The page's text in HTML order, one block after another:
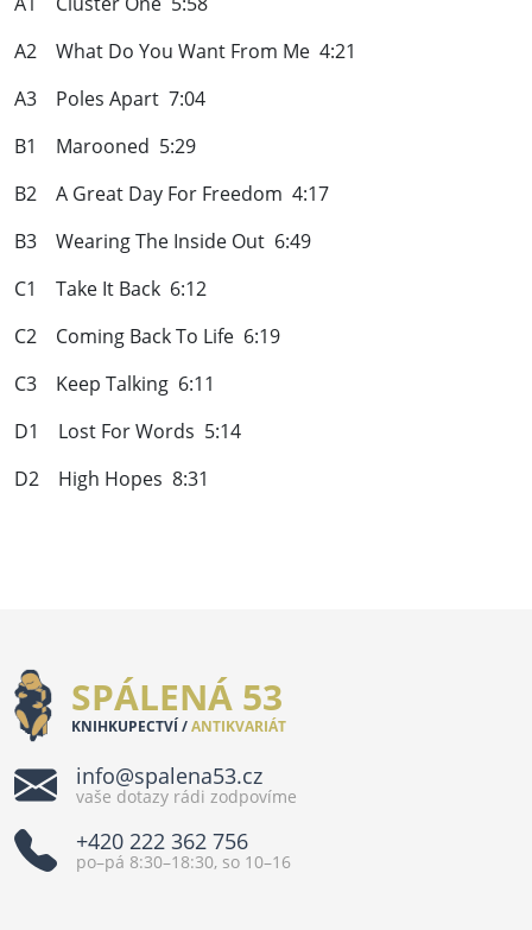
A2 What Do You Want From Me 4:21
A3 Poles Apart 7:04
B1 Marooned 5:29
B2 A Great Day For Freedom 4:17
B3 Wearing The Inside Out 6:49
C1 Take It Back 6:12
C2 Coming Back To Life 6:19
C3 Keep Talking 6:11
D1 Lost For Words 5:14
D2 High Hopes 8:31
SPÁLENÁ 53
KNIHKUPECTVÍ /ANTIKVARIÁT
info@spalena53.cz
vaše dotazy rádi zodpovíme
+420 222 362 756
po–pá 8:30–18:30, so 10–16